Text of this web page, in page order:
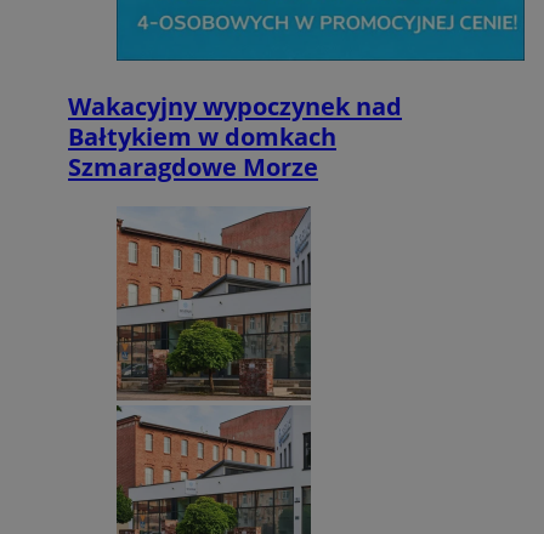
Wakacyjny wypoczynek nad
Bałtykiem w domkach
Szmaragdowe Morze